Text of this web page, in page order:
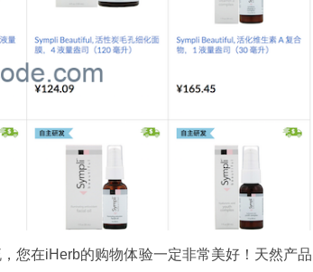
您在iHerb的购物体验一定非常美好！天然产品